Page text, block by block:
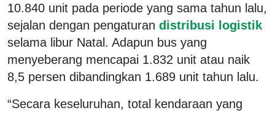
10.840 unit pada periode yang sama tahun lalu,
sejalan dengan pengaturan distribusi logistik
selama libur Natal. Adapun bus yang
menyeberang mencapai 1.832 unit atau naik
8,5 persen dibandingkan 1.689 unit tahun lalu.
“Secara keseluruhan, total kendaraan yang